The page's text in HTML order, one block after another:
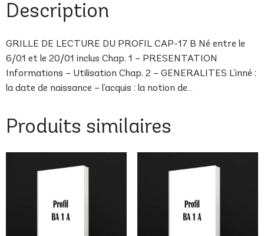
Description
GRILLE DE LECTURE DU PROFIL CAP-17 B Né entre le
6/01 et le 20/01 inclus Chap. 1 – PRESENTATION
Informations – Utilisation Chap. 2 – GENERALITES L’inné :
la date de naissance – l’acquis : la notion de…
Produits similaires